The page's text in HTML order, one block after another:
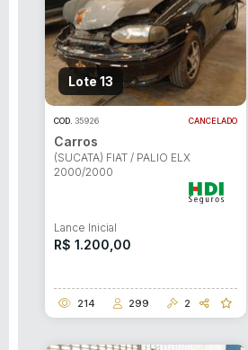
Habilite-se para efetuar lances ou
Lote 13
COD. 35926 CANCELADO
Carros
(SUCATA) FIAT / PALIO ELX
2000/2000
Lance Inicial
R$ 1.200,00
214 299 2